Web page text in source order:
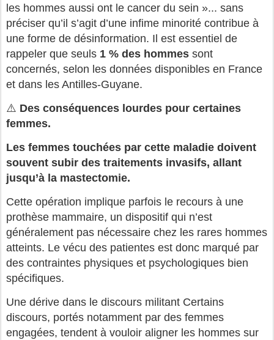
les hommes aussi ont le cancer du sein »... sans
préciser qu’il s’agit d’une infime minorité contribue à
une forme de désinformation. Il est essentiel de
rappeler que seuls 1 % des hommes sont
concernés, selon les données disponibles en France
et dans les Antilles-Guyane.
⚠️ Des conséquences lourdes pour certaines
femmes.
Les femmes touchées par cette maladie doivent
souvent subir des traitements invasifs, allant
jusqu’à la mastectomie.
Cette opération implique parfois le recours à une
prothèse mammaire, un dispositif qui n’est
généralement pas nécessaire chez les rares hommes
atteints. Le vécu des patientes est donc marqué par
des contraintes physiques et psychologiques bien
spécifiques.
Une dérive dans le discours militant Certains
discours, portés notamment par des femmes
engagées, tendent à vouloir aligner les hommes sur